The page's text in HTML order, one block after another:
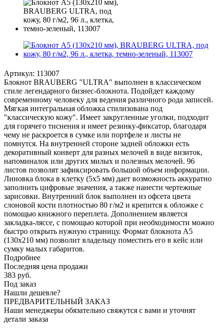
Артикул: 113007
Блокнот BRAUBERG "ULTRA" выполнен в классическом
стиле легендарного бизнес-блокнота. Подойдет каждому
современному человеку для ведения различного рода записей.
Мягкая интегральная обложка стилизована под
"классическую кожу". Имеет закругленные уголки, подходит
для горячего тиснения и имеет резинку-фиксатор, благодаря
чему не раскроется в сумке или портфеле и листы не
помнутся. На внутренней стороне задней обложки есть
декоративный конверт для разных мелочей в виде визиток,
напоминалок или других милых и полезных мелочей. 96
листов позволят зафиксировать большой объем информации.
Линовка блока в клетку (5х5 мм) дает возможность аккуратно
заполнить цифровые значения, а также нанести чертежные
зарисовки. Внутренний блок выполнен из офсета цвета
слоновой кости плотностью 80 г/м2 и крепится к обложке с
помощью книжного переплета. Дополнением является
закладка-ляссе, с помощью которой при необходимости можно
быстро открыть нужную страницу. Формат блокнота А5
(130х210 мм) позволит владельцу поместить его в кейс или
сумку малых габаритов.
Подробнее
Последняя цена продажи
383 руб.
Под заказ
Нашли дешевле?
ПРЕДВАРИТЕЛЬНЫЙ ЗАКАЗ
Наши менеджеры обязательно свяжутся с вами и уточнят
детали заказа